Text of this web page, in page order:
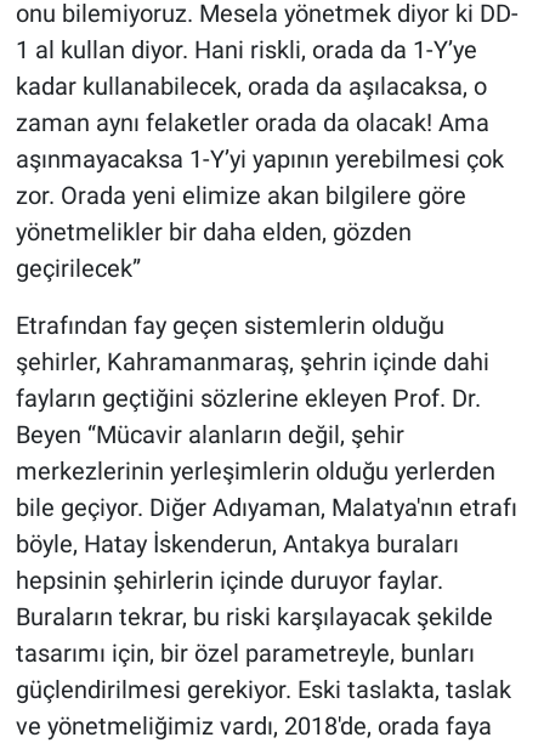
onu bilemiyoruz. Mesela yönetmek diyor ki DD-
1 al kullan diyor. Hani riskli, orada da 1-Y’ye
kadar kullanabilecek, orada da aşılacaksa, o
zaman aynı felaketler orada da olacak! Ama
aşınmayacaksa 1-Y’yi yapının yerebilmesi çok
zor. Orada yeni elimize akan bilgilere göre
yönetmelikler bir daha elden, gözden
geçirilecek”
Etrafından fay geçen sistemlerin olduğu
şehirler, Kahramanmaraş, şehrin içinde dahi
fayların geçtiğini sözlerine ekleyen Prof. Dr.
Beyen “Mücavir alanların değil, şehir
merkezlerinin yerleşimlerin olduğu yerlerden
bile geçiyor. Diğer Adıyaman, Malatya'nın etrafı
böyle, Hatay İskenderun, Antakya buraları
hepsinin şehirlerin içinde duruyor faylar.
Buraların tekrar, bu riski karşılayacak şekilde
tasarımı için, bir özel parametreyle, bunları
güçlendirilmesi gerekiyor. Eski taslakta, taslak
ve yönetmeliğimiz vardı, 2018'de, orada faya